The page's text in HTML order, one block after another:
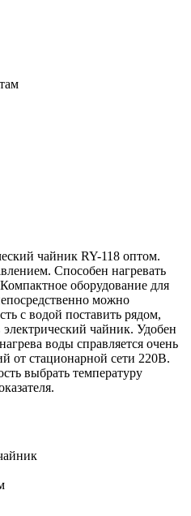
чайник RY-118 оптом.
Способен нагревать
оборудование для
можно
с водой поставить рядом,
электрический чайник. Удобен
воды справляется очень
от стационарной сети 220В.
выбрать температуру